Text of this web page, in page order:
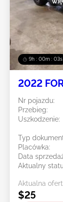
9h : 00m : 01s
2022
Nr pojazdu:
Przebieg:
Uszkodzenie:
Typ
Placówka:
Data
Aktualny
Aktualna
$25